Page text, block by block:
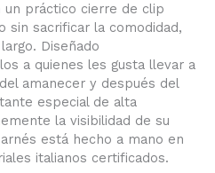
práctico cierre de clip
sin sacrificar la comodidad,
Diseñado
a quienes les gusta llevar a
amanecer y después del
especial de alta
la visibilidad de su
está hecho a mano en
italianos certificados.